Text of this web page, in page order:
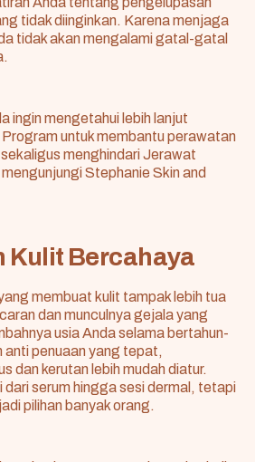
tidak diinginkan. Karena menjaga
tidak akan mengalami gatal-gatal
ingin mengetahui lebih lanjut
muntuk membantu perawatan
menghindari Jerawat
Stephanie Skin and
Kulit Bercahaya
membuat kulit tampak lebih tua
dan munculnya gejala yang
usia Anda selama bertahun-
anti penuaan yang tepat,
dan kerutan lebih mudah diatur.
serum hingga sesi dermal, tetapi
pilihan banyak orang.